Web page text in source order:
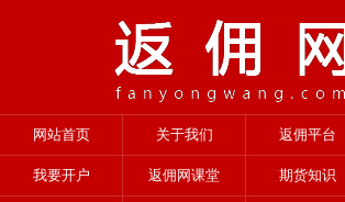
网站首页 关于我们 返佣平台
我要开户 返佣网课堂 期货知识